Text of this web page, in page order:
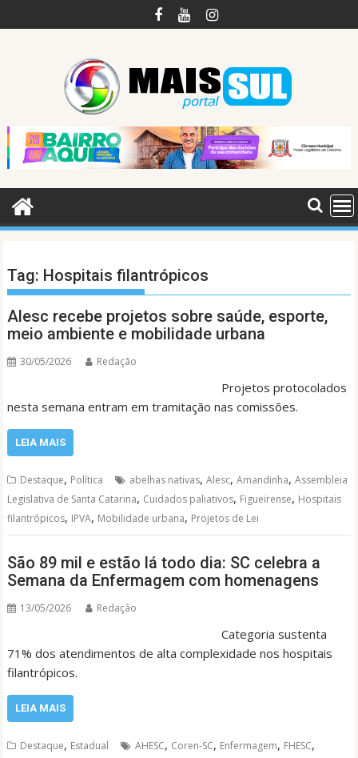
to
Tag: Hospitais filantrópicos
Alesc recebe projetos sobre saúde, esporte,
meio ambiente e mobilidade urbana
30/05/2026 Redação
Projetos protocolados
nesta semana entram em tramitação nas comissões.
LEIA MAIS
Destaque, Política abelhas nativas,Alesc,Amandinha,Assembleia
Legislativa de Santa Catarina, Cuidados paliativos, Figueirense, Hospitais
filantrópicos, IPVA, Mobilidade urbana, Projetos de Lei
São 89 mil e estão lá todo dia: SC celebra a
Semana da Enfermagem com homenagens
13/05/2026 Redação
Categoria sustenta
71% dos atendimentos de alta complexidade nos hospitais
filantrópicos.
LEIA MAIS
Destaque, Estadual AHESC, Coren-SC, Enfermagem, FHESC,